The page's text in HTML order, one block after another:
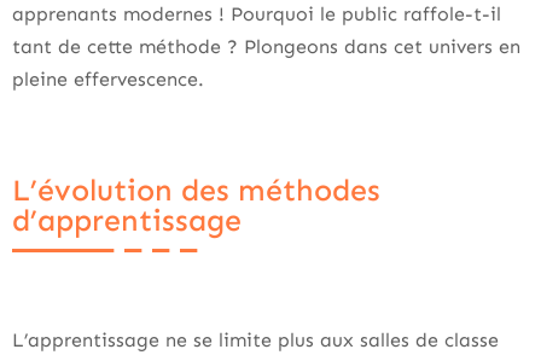
apprenants modernes ! Pourquoi le public raffole-t-il
tant de cette méthode ? Plongeons dans cet univers en
pleine effervescence.
L’évolution des méthodes
d’apprentissage
L’apprentissage ne se limite plus aux salles de classe